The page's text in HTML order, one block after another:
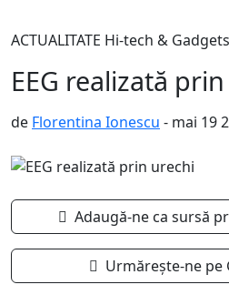
ACTUALITATE Hi-tech & Gadgets
EEG realizată
de Florentina Ionescu - mai 19
Adaugă-ne ca sursă
Urmărește-ne pe